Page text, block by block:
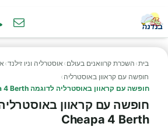
בית› השכרת קרוואנים בעולם › אוסטרליה וניו זילנד›
חופשה עם קראוון באוסטרליה ›
חופשה עם קראוון באוסטרליה לדוגמה Cheapa 4 Berth
חופשה עם קראוון
Cheapa 4 Berth